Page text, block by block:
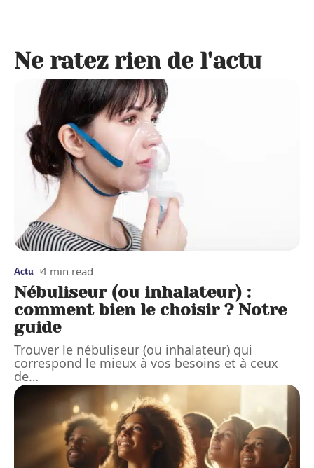
Ne ratez rien de l'actu
Actu 4 min read
Nébuliseur (ou inhalateur) :
comment bien le choisir ? Notre
guide
Trouver le nébuliseur (ou inhalateur) qui
correspond le mieux à vos besoins et à ceux
de…